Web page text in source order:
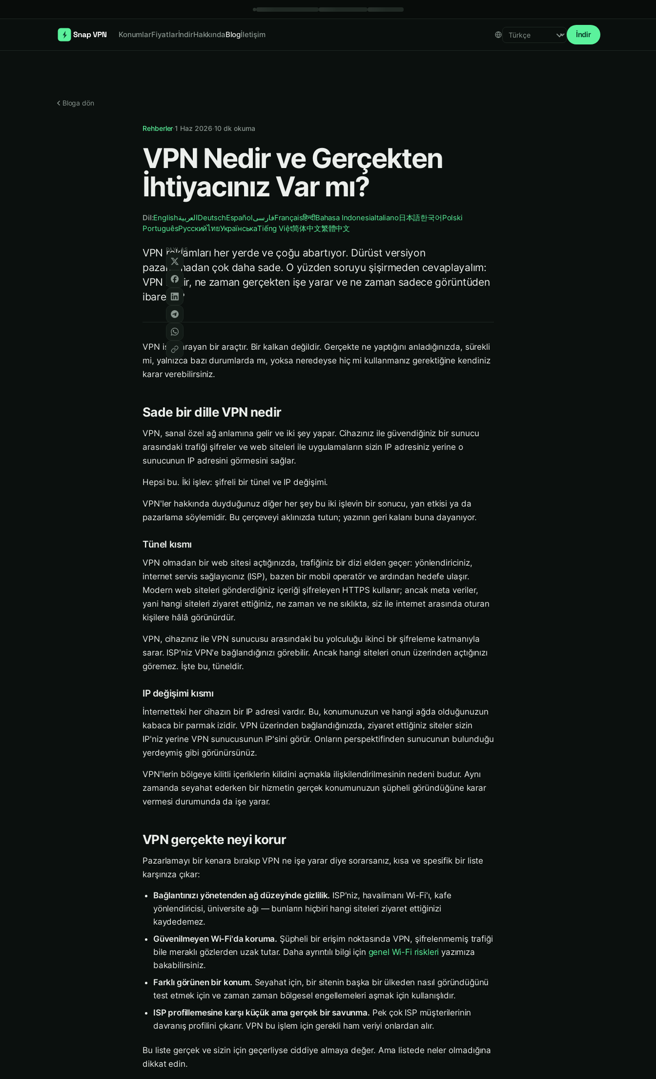
KonumlarFiyatlarİndirHakkındaBlogİletişim
Select language
İndir
Bloga dön
Rehberler·1 Haz 2026·10 dk okuma
VPN Nedir ve Gerçekten
İhtiyacınız Var mı?
Dil:EnglishالعربيةDeutschEspañolفارسیFrançaisहिन्दीBahasa IndonesiaItaliano日本語한국어Polski
PortuguêsРусскийไทยУкраїнськаTiếng Việt简体中文繁體中文
VPN reklamları her yerde ve çoğu abartıyor. Dürüst versiyon
pazarlamadan çok daha sade. O yüzden soruyu şişirmeden cevaplayalım:
VPN nedir, ne zaman gerçekten işe yarar ve ne zaman sadece görüntüden
ibarettir?
VPN işe yarayan bir araçtır. Bir kalkan değildir. Gerçekte ne yaptığını anladığınızda, sürekli
mi, yalnızca bazı durumlarda mı, yoksa neredeyse hiç mi kullanmanız gerektiğine kendiniz
karar verebilirsiniz.
Sade bir dille VPN nedir
VPN, sanal özel ağ anlamına gelir ve iki şey yapar. Cihazınız ile güvendiğiniz bir sunucu
arasındaki trafiği şifreler ve web siteleri ile uygulamaların sizin IP adresiniz yerine o
sunucunun IP adresini görmesini sağlar.
Hepsi bu. İki işlev: şifreli bir tünel ve IP değişimi.
VPN'ler hakkında duyduğunuz diğer her şey bu iki işlevin bir sonucu, yan etkisi ya da
pazarlama söylemidir. Bu çerçeveyi aklınızda tutun; yazının geri kalanı buna dayanıyor.
Tünel kısmı
VPN olmadan bir web sitesi açtığınızda, trafiğiniz bir dizi elden geçer: yönlendiriciniz,
internet servis sağlayıcınız (ISP), bazen bir mobil operatör ve ardından hedefe ulaşır.
Modern web siteleri gönderdiğiniz içeriği şifreleyen HTTPS kullanır; ancak meta veriler,
yani hangi siteleri ziyaret ettiğiniz, ne zaman ve ne sıklıkta, siz ile internet arasında oturan
kişilere hâlâ görünürdür.
VPN, cihazınız ile VPN sunucusu arasındaki bu yolculuğu ikinci bir şifreleme katmanıyla
sarar. ISP'niz VPN'e bağlandığınızı görebilir. Ancak hangi siteleri onun üzerinden açtığınızı
göremez. İşte bu, tüneldir.
IP değişimi kısmı
İnternetteki her cihazın bir IP adresi vardır. Bu, konumunuzun ve hangi ağda olduğunuzun
kabaca bir parmak izidir. VPN üzerinden bağlandığınızda, ziyaret ettiğiniz siteler sizin
IP'niz yerine VPN sunucusunun IP'sini görür. Onların perspektifinden sunucunun bulunduğu
yerdeymiş gibi görünürsünüz.
VPN'lerin bölgeye kilitli içeriklerin kilidini açmakla ilişkilendirilmesinin nedeni budur. Aynı
zamanda seyahat ederken bir hizmetin gerçek konumunuzun şüpheli göründüğüne karar
vermesi durumunda da işe yarar.
VPN gerçekte neyi korur
Pazarlamayı bir kenara bırakıp VPN ne işe yarar diye sorarsanız, kısa ve spesifik bir liste
karşınıza çıkar:
Bağlantınızı yönetenden ağ düzeyinde gizlilik. ISP'niz, havalimanı Wi-Fi'ı, kafe
yönlendiricisi, üniversite ağı — bunların hiçbiri hangi siteleri ziyaret ettiğinizi
kaydedemez.
Güvenilmeyen Wi-Fi'da koruma. Şüpheli bir erişim noktasında VPN, şifrelenmemiş trafiği
bile meraklı gözlerden uzak tutar. Daha ayrıntılı bilgi için genel Wi-Fi riskleri yazımıza
bakabilirsiniz.
Farklı görünen bir konum. Seyahat için, bir sitenin başka bir ülkeden nasıl göründüğünü
test etmek için ve zaman zaman bölgesel engellemeleri aşmak için kullanışlıdır.
ISP profillemesine karşı küçük ama gerçek bir savunma. Pek çok ISP müşterilerinin
davranış profilini çıkarır. VPN bu işlem için gerekli ham veriyi onlardan alır.
Bu liste gerçek ve sizin için geçerliyse ciddiye almaya değer. Ama listede neler olmadığına
dikkat edin.
PAYLAŞ